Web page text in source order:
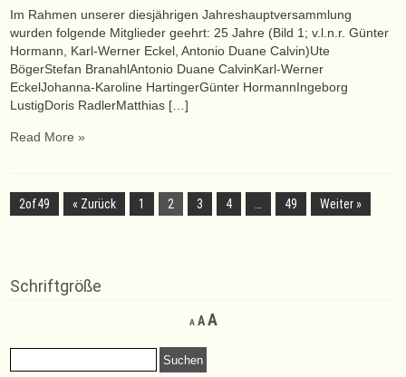
Im Rahmen unserer diesjährigen Jahreshauptversammlung
wurden folgende Mitglieder geehrt: 25 Jahre (Bild 1; v.l.n.r. Günter
Hormann, Karl-Werner Eckel, Antonio Duane Calvin)Ute
BögerStefan BranahlAntonio Duane CalvinKarl-Werner
EckelJohanna-Karoline HartingerGünter HormannIngeborg
LustigDoris RadlerMatthias […]
Read More »
2of49 « Zurück 1 2 3 4 49 Weiter »
Schriftgröße
A
Decrease
font
AReset
size.
AIncrease
Suchen
nach: